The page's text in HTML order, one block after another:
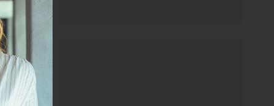
linka